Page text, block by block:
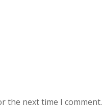
the next time I comment.